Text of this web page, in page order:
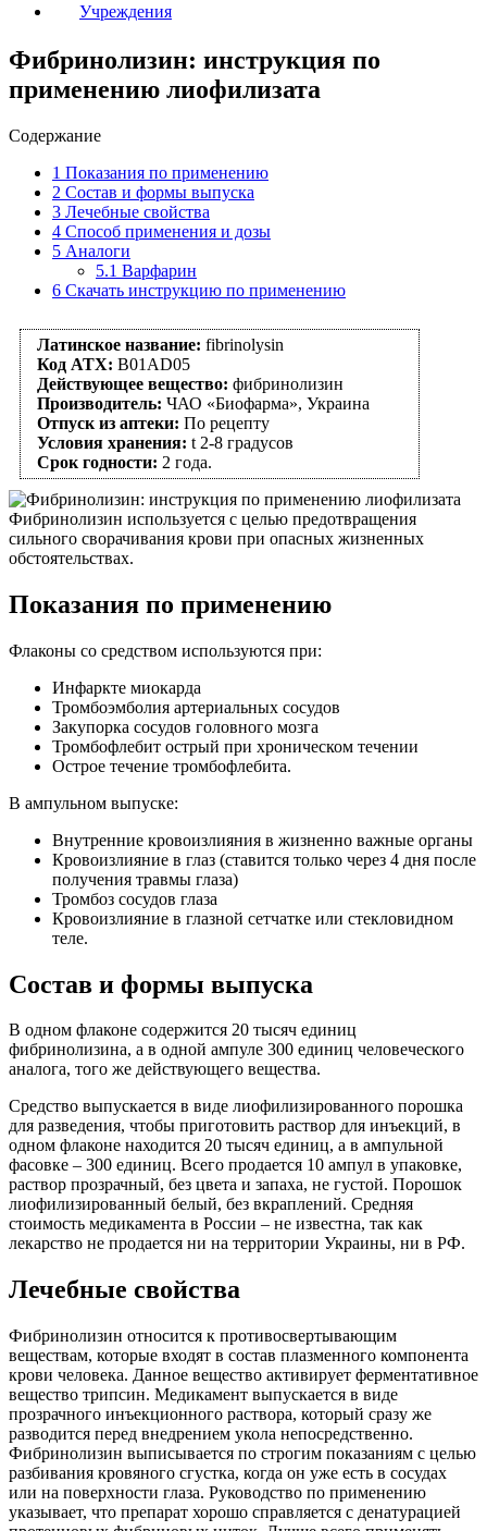
Учреждения
Фибринолизин: инструкция по
применению лиофилизата
Содержание
1 Показания по применению
2 Состав и формы выпуска
3 Лечебные свойства
4 Способ применения и дозы
5 Аналоги
5.1 Варфарин
6 Скачать инструкцию по применению
Латинское название: fibrinolysin
Код АТХ: B01AD05
Действующее вещество: фибринолизин
Производитель: ЧАО «Биофарма», Украина
Отпуск из аптеки: По рецепту
Условия хранения: t 2-8 градусов
Срок годности: 2 года.
Фибринолизин используется с целью предотвращения
сильного сворачивания крови при опасных жизненных
обстоятельствах.
Показания по применению
Флаконы со средством используются при:
Инфаркте миокарда
Тромбоэмболия артериальных сосудов
Закупорка сосудов головного мозга
Тромбофлебит острый при хроническом течении
Острое течение тромбофлебита.
В ампульном выпуске:
Внутренние кровоизлияния в жизненно важные органы
Кровоизлияние в глаз (ставится только через 4 дня после
получения травмы глаза)
Тромбоз сосудов глаза
Кровоизлияние в глазной сетчатке или стекловидном
теле.
Состав и формы выпуска
В одном флаконе содержится 20 тысяч единиц
фибринолизина, а в одной ампуле 300 единиц человеческого
аналога, того же действующего вещества.
Средство выпускается в виде лиофилизированного порошка
для разведения, чтобы приготовить раствор для инъекций, в
одном флаконе находится 20 тысяч единиц, а в ампульной
фасовке – 300 единиц. Всего продается 10 ампул в упаковке,
раствор прозрачный, без цвета и запаха, не густой. Порошок
лиофилизированный белый, без вкраплений. Средняя
стоимость медикамента в России – не известна, так как
лекарство не продается ни на территории Украины, ни в РФ.
Лечебные свойства
Фибринолизин относится к противосвертывающим
веществам, которые входят в состав плазменного компонента
крови человека. Данное вещество активирует ферментативное
вещество трипсин. Медикамент выпускается в виде
прозрачного инъекционного раствора, который сразу же
разводится перед внедрением укола непосредственно.
Фибринолизин выписывается по строгим показаниям с целью
разбивания кровяного сгустка, когда он уже есть в сосудах
или на поверхности глаза. Руководство по применению
указывает, что препарат хорошо справляется с денатурацией